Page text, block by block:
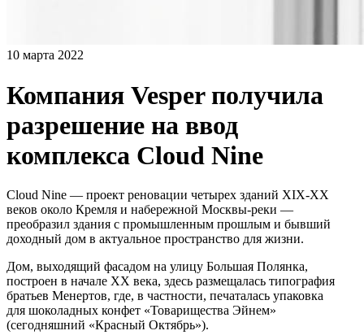
10 марта 2022
Компания Vesper получила
разрешение на ввод
комплекса Cloud Nine
Cloud Nine — проект реновации четырех зданий XIX-XX
веков около Кремля и набережной Москвы-реки —
преобразил здания с промышленным прошлым и бывший
доходный дом в актуальное пространство для жизни.
Дом, выходящий фасадом на улицу Большая Полянка,
построен в начале XX века, здесь размещалась типография
братьев Менертов, где, в частности, печаталась упаковка
для шоколадных конфет «Товарищества Эйнем»
(сегодняшний «Красный Октябрь»).